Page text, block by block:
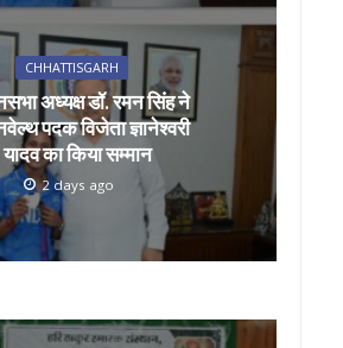
CHHATTISGARH
अध्यक्ष डॉ. रमन सिंह ने
पदक विजेता ज्ञानेश्वरी
यादव का किया सम्मान
2 days ago